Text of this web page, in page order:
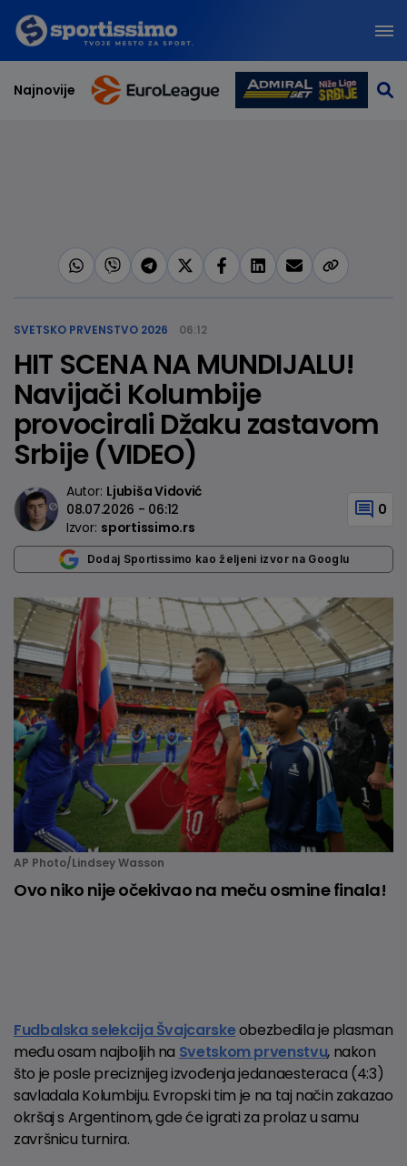
Najnovije
SVETSKO PRVENSTVO 2026 06:12
HIT SCENA NA MUNDIJALU!
Navijači Kolumbije
provocirali Džaku zastavom
Srbije (VIDEO)
Autor: Ljubiša Vidović
08.07.2026 - 06:12
Izvor: sportissimo.rs
0
Dodaj Sportissimo kao željeni izvor na Googlu
AP Photo/Lindsey Wasson
Ovo niko nije očekivao na meču osmine finala!
Fudbalska selekcija Švajcarskeobezbedila je plasman
među osam najboljih na Svetskom prvenstvu, nakon
što je posle preciznijeg izvođenja jedanaesteraca (4:3)
savladala Kolumbiju. Evropski tim je na taj način zakazao
okršaj s Argentinom, gde će igrati za prolaz u samu
završnicu turnira.